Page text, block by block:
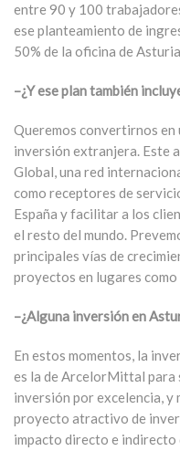
entre 90 y 100
ese planteamiento de
50% de la oficina de
–¿Y ese plan también
Queremos convertirnos en
inversión extranjera. Este
Global, una red
como receptores de
España y facilitar a los
el resto del mundo.
principales vías de
proyectos en lugares como
–¿Alguna inversión en
En estos momentos, la
es la de ArcelorMittal para
inversión por excelencia,
proyecto atractivo de
impacto directo e indirecto